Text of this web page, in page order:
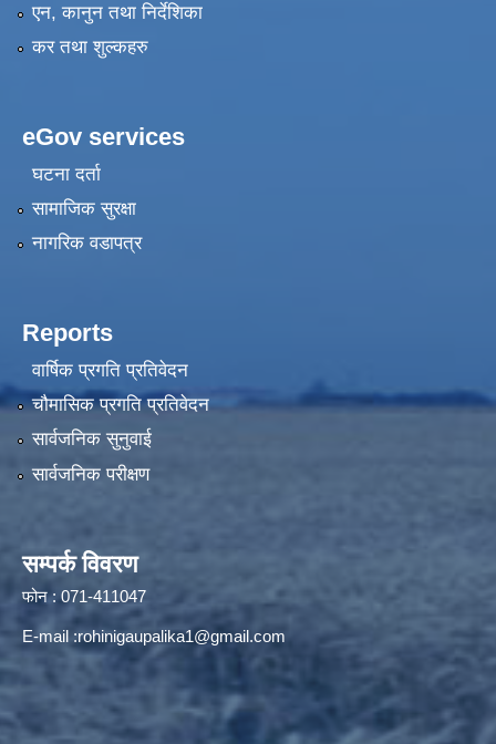
एन, कानुन तथा निर्देशिका
कर तथा शुल्कहरु
eGov services
घटना दर्ता
सामाजिक सुरक्षा
नागरिक वडापत्र
Reports
वार्षिक प्रगति प्रतिवेदन
चौमासिक प्रगति प्रतिवेदन
सार्वजनिक सुनुवाई
सार्वजनिक परीक्षण
सम्पर्क विवरण
फोन : 071-411047
E-mail :rohinigaupalika1@gmail.com